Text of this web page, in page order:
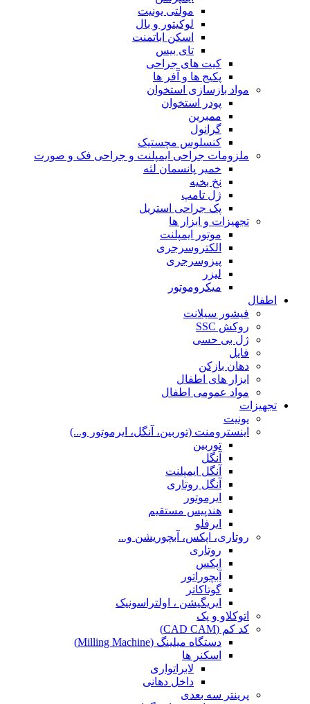
مولتی یونیت
لوکیتور و بال
اسکن اباتمنت
تای بیس
کیت های جراحی
پکیج ها و آفر ها
مواد بازسازی استخوان
پودر استخوان
ممبرین
گرانول
کنسلوس مچستیک
ملزومات جراحی ایمپلنت و جراحی فک و صورت
خمیر پانسمان لثه
نخ بخیه
ژل تامپ
پک جراحی استریل
تجهیزات و ابزار ها
موتور ایمپلنت
الکتروسرجری
پیزوسرجری
لیزر
میکروموتور
اطفال
فیشور سیلانت
روکش SSC
ژل بی حسی
فایل
دهان بازکن
ابزار های اطفال
مواد عمومی اطفال
تجهیزات
یونیت
اینسترومنت (توربین، آنگل، ایرموتور و...)
توربین
آنگل
آنگل ایمپلنت
آنگل روتاری
ایرموتور
هندپیس مستقیم
ایرفلو
روتاری، اپکس، آبچوریشن و...
روتاری
اپکس
آبچوراتور
گوتاکاتر
ایریگیشن ، اولتراسونیک
اتوکلاو و پک
کد کم (CAD CAM)
دستگاه میلینگ (Milling Machine)
اسکنر ها
لابراتواری
داخل دهانی
پرینتر سه بعدی